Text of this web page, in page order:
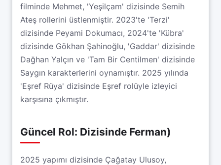
filminde Mehmet, 'Yeşilçam' dizisinde Semih
Ateş rollerini üstlenmiştir. 2023'te 'Terzi'
dizisinde Peyami Dokumacı, 2024'te 'Kübra'
dizisinde Gökhan Şahinoğlu, 'Gaddar' dizisinde
Dağhan Yalçın ve 'Tam Bir Centilmen' dizisinde
Saygın karakterlerini oynamıştır. 2025 yılında
'Eşref Rüya' dizisinde Eşref rolüyle izleyici
karşısına çıkmıştır.
Güncel Rol: Dizisinde Ferman)
2025 yapımı dizisinde Çağatay Ulusoy,